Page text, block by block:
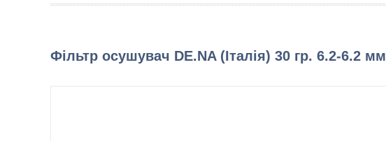
Фільтр осушувач DE.NA (Італія) 30 гр. 6.2-6.2 мм